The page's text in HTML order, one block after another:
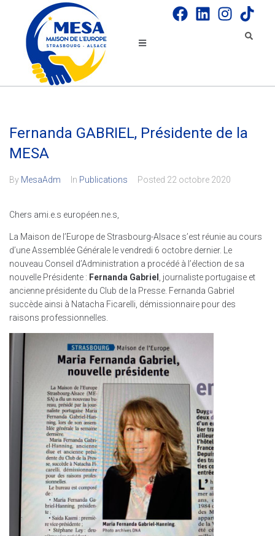
Fernanda GABRIEL, Présidente de la
MESA
By MesaAdm In Publications Posted 22 octobre 2020
Chers ami.e.s européen.ne.s,
La Maison de l’Europe de Strasbourg-Alsace s’est réunie au cours
d’une Assemblée Générale le vendredi 6 octobre dernier. Le
nouveau Conseil d’Administration a procédé à l’élection de sa
nouvelle Présidente : Fernanda Gabriel
, journaliste portugaise et
ancienne présidente du Club de la Presse. Fernanda Gabriel
succède ainsi à Natacha Ficarelli, démissionnaire pour des
raisons professionnelles.